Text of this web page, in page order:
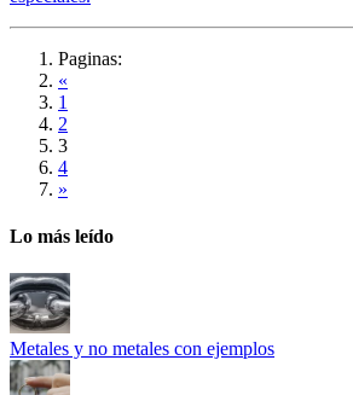
Paginas:
«
1
2
3
4
»
Lo más leído
Metales y no metales con ejemplos